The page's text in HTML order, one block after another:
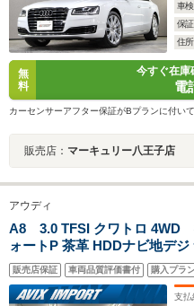
車検
保証
住所
無
料
今すぐ在庫
電
カーセンサーアフター保証がBプランに付い
販売店： マーキュリー八王子店
アウディ
A8 3.0 TFSI クワトロ 4WD
ォートP 茶革 HDDナビ地デ
HUD B&Oサウンド ナイトビ
ベンチレーション マトリクス
ゾーンAC OP21AW 禁煙
販売店保証 車両品質評価書付 購入プラ
支払